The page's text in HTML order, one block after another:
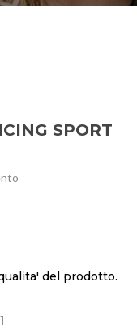
SPORT
del prodotto.